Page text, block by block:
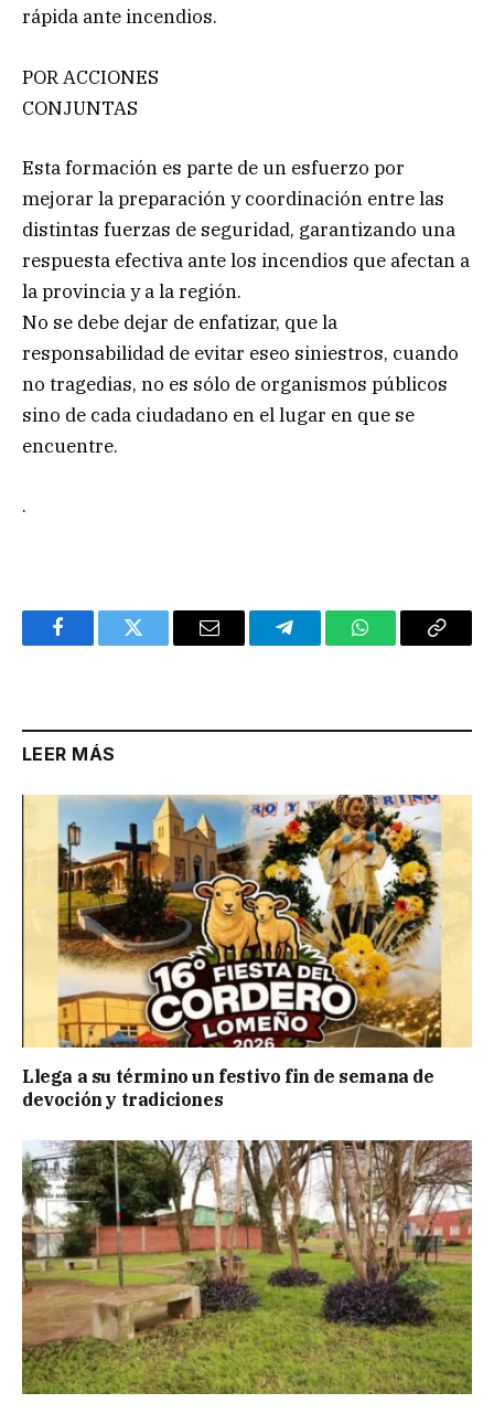
rápida ante incendios.
POR ACCIONES
CONJUNTAS
Esta formación es parte de un esfuerzo por
mejorar la preparación y coordinación entre las
distintas fuerzas de seguridad, garantizando una
respuesta efectiva ante los incendios que afectan a
la provincia y a la región.
No se debe dejar de enfatizar, que la
responsabilidad de evitar eseo siniestros, cuando
no tragedias, no es sólo de organismos públicos
sino de cada ciudadano en el lugar en que se
encuentre.
.
FacebookTwitter Email TelegramWhatsAppCopy
LEER MÁS
Llega a su término un festivo fin de semana de
devoción y tradiciones